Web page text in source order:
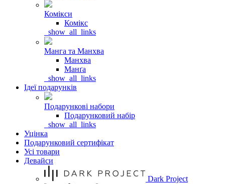
Комікси
Комікс
_show_all_links
Манга та Манхва
Манхва
Манґа
_show_all_links
Ідеї подарунків
Подарункові набори
Подарунковий набір
_show_all_links
Уцінка
Подарунковий сертифікат
Усі товари
Девайси
Dark Project